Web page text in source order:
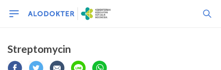
Streptomycin